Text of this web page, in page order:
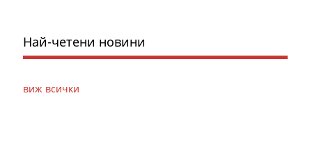
Най-четени новини
виж всички